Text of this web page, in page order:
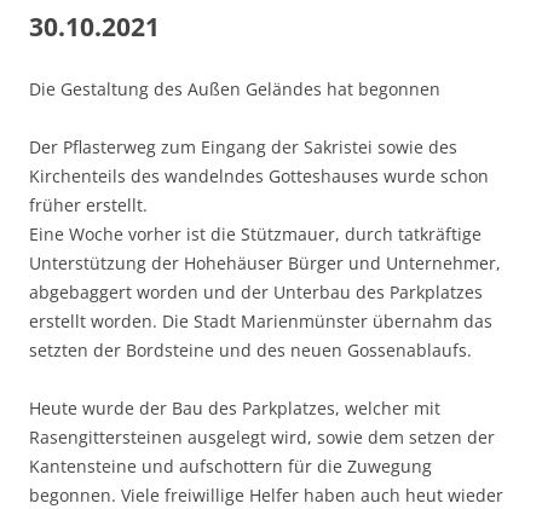
30.10.2021
Die Gestaltung des Außen Geländes hat begonnen
Der Pflasterweg zum Eingang der Sakristei sowie des
Kirchenteils des wandelndes Gotteshauses wurde schon
früher erstellt.
Eine Woche vorher ist die Stützmauer, durch tatkräftige
Unterstützung der Hohehäuser Bürger und Unternehmer,
abgebaggert worden und der Unterbau des Parkplatzes
erstellt worden. Die Stadt Marienmünster übernahm das
setzten der Bordsteine und des neuen Gossenablaufs.
Heute wurde der Bau des Parkplatzes, welcher mit
Rasengittersteinen ausgelegt wird, sowie dem setzen der
Kantensteine und aufschottern für die Zuwegung
begonnen. Viele freiwillige Helfer haben auch heut wieder